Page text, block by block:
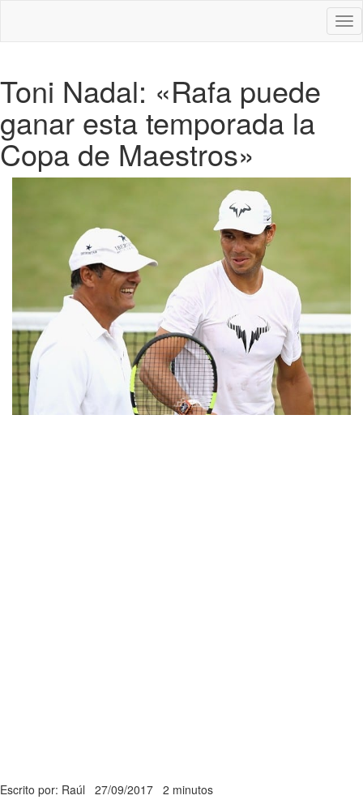
Toni Nadal: «Rafa puede
ganar esta temporada la
Copa de Maestros»
Escrito por: Raúl 27/09/2017 2 minutos